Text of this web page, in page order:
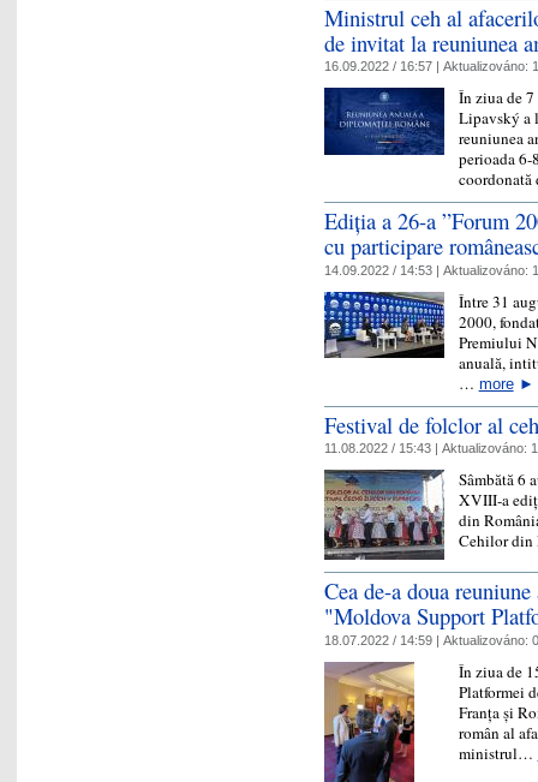
Ministrul ceh al
de invitat la reuniunea
16.09.2022 / 16:57 | Aktualizováno:
În ziua de
Lipavský a
reuniunea
perioada 6-
Ediția a 26-a ”Forum
cu participare
14.09.2022 / 14:53 | Aktualizováno:
Între 31
2000,
Premiului
anuală,
… more►
Festival de folclor al
11.08.2022 / 15:43 | Aktualizováno:
Sâmbătă 6
XVIII-a
din
Cehilor din
Cea de-a doua
"Moldova Support
18.07.2022 / 14:59 | Aktualizováno:
În ziua de
Platformei
Franța și
român al
ministrul…